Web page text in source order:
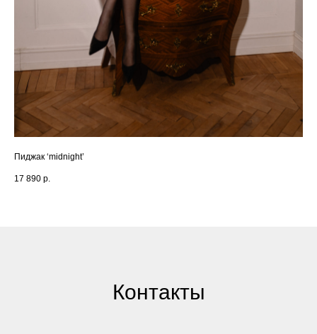
Пиджак ‘midnight’
17 890 р.
Контакты